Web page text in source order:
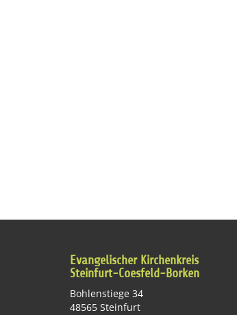
Evangelischer Kirchenkreis
Steinfurt-Coesfeld-Borken
Bohlenstiege 34
48565 Steinfurt